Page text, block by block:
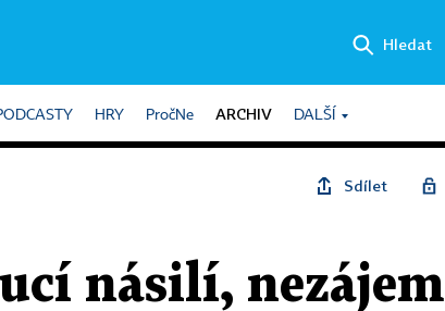
Hledat
HRY PročNe ARCHIV DALŠÍ
Sdílet
násilí, nezájem